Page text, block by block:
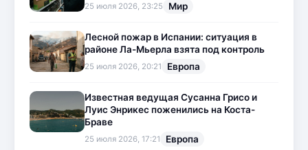
25 июля 2026, 23:25 Мир
Лесной пожар в Испании: ситуация в
районе Ла-Мьерла взята под контроль
25 июля 2026, 20:21 Европа
Известная ведущая Сусанна Грисо и
Луис Энрикес поженились на Коста-
Браве
25 июля 2026, 17:21 Европа